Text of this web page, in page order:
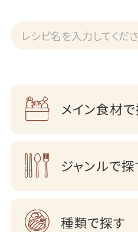
メイン食材
ジャンルで探
種類で探す